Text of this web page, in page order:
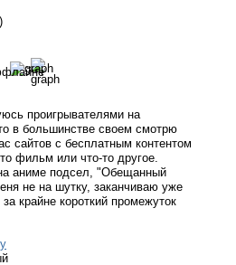
проигрывателями на
в большинстве своем смотрю
сайтов с бесплатным контентом
фильм или что-то другое.
аниме подсел, "Обещанный
не на шутку, заканчиваю уже
крайне короткий промежуток